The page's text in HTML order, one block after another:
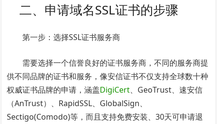
二、申请域名SSL证书的步骤
第一步：选择SSL证书服务商
需要选择一个信誉良好的证书服务商，不同的服务商提
供不同品牌的证书和服务，像安信证书不仅支持全球数十种
权威证书品牌的申请，涵盖DigiCert、GeoTrust、速安信
（AnTrust）、RapidSSL、GlobalSign、
Sectigo(Comodo)等，而且支持免费安装、30天可申请退